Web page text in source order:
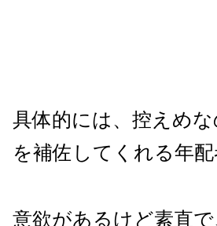
具体的には、控えめ
を補佐してくれる年配
意欲があるけど素直